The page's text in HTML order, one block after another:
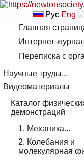
Рус Eng
Главная
Интернет-
Переписка с
Научные труды...
Видеоматериалы
Каталог
демонстраций
1. Механика...
2. Колебания и
молекулярная